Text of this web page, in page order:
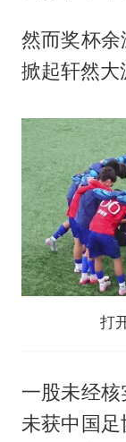
然而奖杯
掀起轩然大
打
一股未经
未获中国